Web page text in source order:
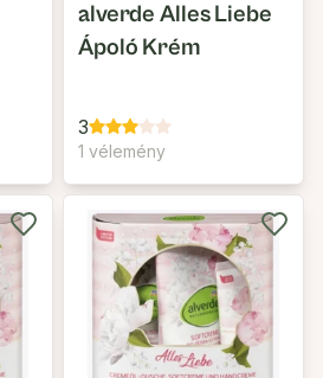
alverde Alles Liebe
Ápoló Krém
3
1 vélemény